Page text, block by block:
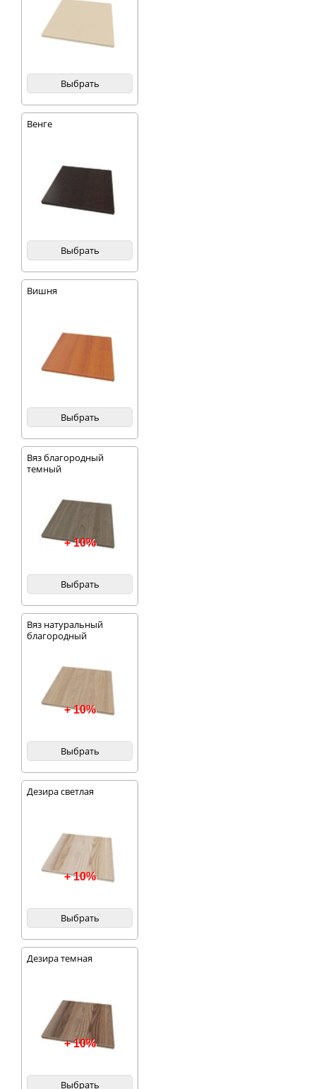
Выбрать
Венге
Выбрать
Вишня
Выбрать
Вяз благородный
темный
+ 10%
Выбрать
Вяз натуральный
благородный
+ 10%
Выбрать
Дезира светлая
+ 10%
Выбрать
Дезира темная
+ 10%
Выбрать